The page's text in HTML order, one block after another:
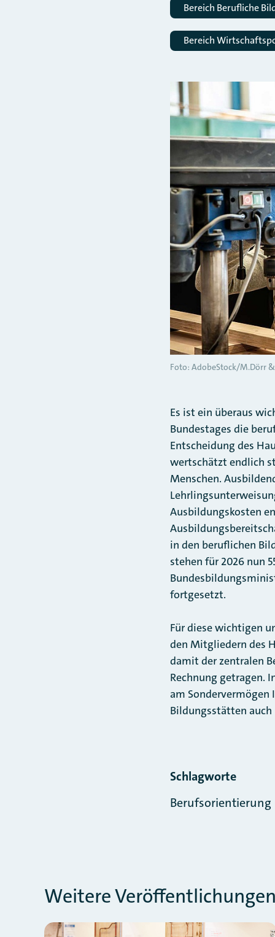
Bereich Berufliche
Bereich
Foto: AdobeStock/M.Dörr
Es ist ein überaus
Bundestages die
Entscheidung des
wertschätzt endlich
Menschen.
Ausbildungskosten
in den beruflichen
stehen für 2026 nun
fortgesetzt.
Für diese wichtigen
den Mitgliedern des
damit der zentralen
Rechnung getragen.
am
Bildungsstätten auch
Schlagworte
Berufsorientierung
Weitere